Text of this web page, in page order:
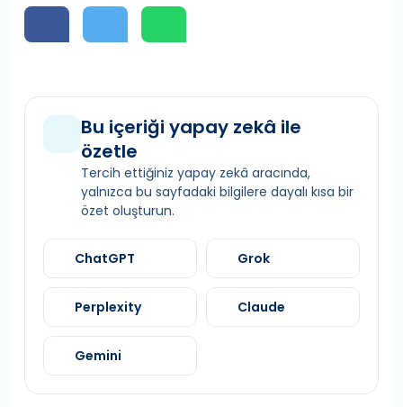
Bu içeriği yapay zekâ ile
özetle
Tercih ettiğiniz yapay zekâ aracında,
yalnızca bu sayfadaki bilgilere dayalı kısa bir
özet oluşturun.
ChatGPT Grok
Perplexity Claude
Gemini